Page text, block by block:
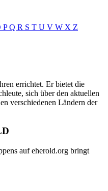
PQ R S T U V W X Z
errichtet. Er bietet die
sich über den aktuellen
verschiedenen Ländern der
auf eherold.org bringt